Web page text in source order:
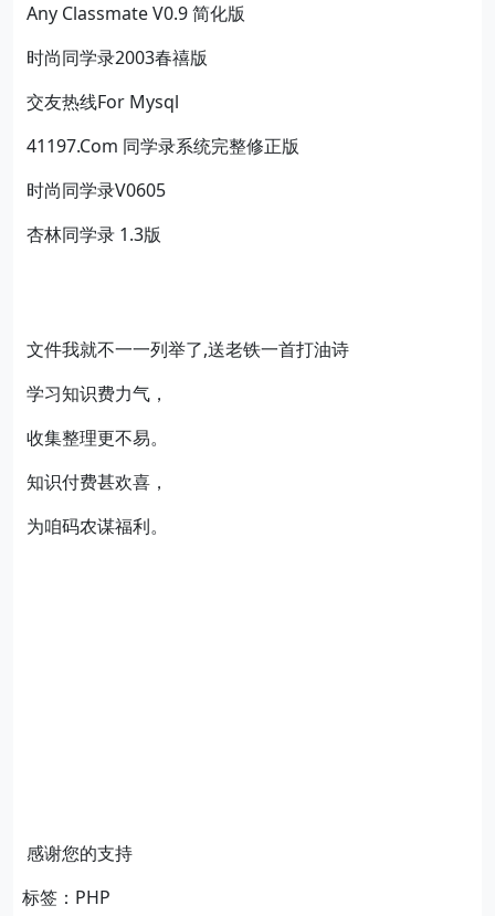
Any Classmate V0.9 简化版
时尚同学录2003春禧版
交友热线For Mysql
41197.Com 同学录系统完整修正版
时尚同学录V0605
杏林同学录 1.3版
文件我就不一一列举了,送老铁一首打油诗
学习知识费力气，
收集整理更不易。
知识付费甚欢喜，
为咱码农谋福利。
感谢您的支持
标签：PHP